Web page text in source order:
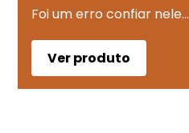
Foi um erro confiar nele…
Ver produto